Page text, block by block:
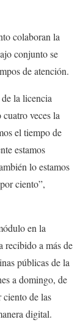
colaboran la
conjunto se
de atención.
la licencia
veces la
el tiempo de
estamos
lo estamos
ciento”,
en la
a más de
públicas de la
a domingo, de
de las
digital.